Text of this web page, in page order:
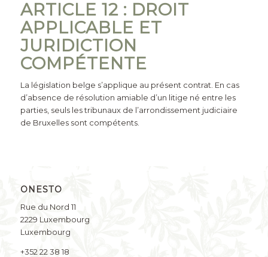
ARTICLE 12 : DROIT
APPLICABLE ET
JURIDICTION
COMPÉTENTE
La législation belge s’applique au présent contrat. En cas
d’absence de résolution amiable d’un litige né entre les
parties, seuls les tribunaux de l’arrondissement judiciaire
de Bruxelles sont compétents.
ONESTO
Rue du Nord 11
2229 Luxembourg
Luxembourg
+352 22 38 18